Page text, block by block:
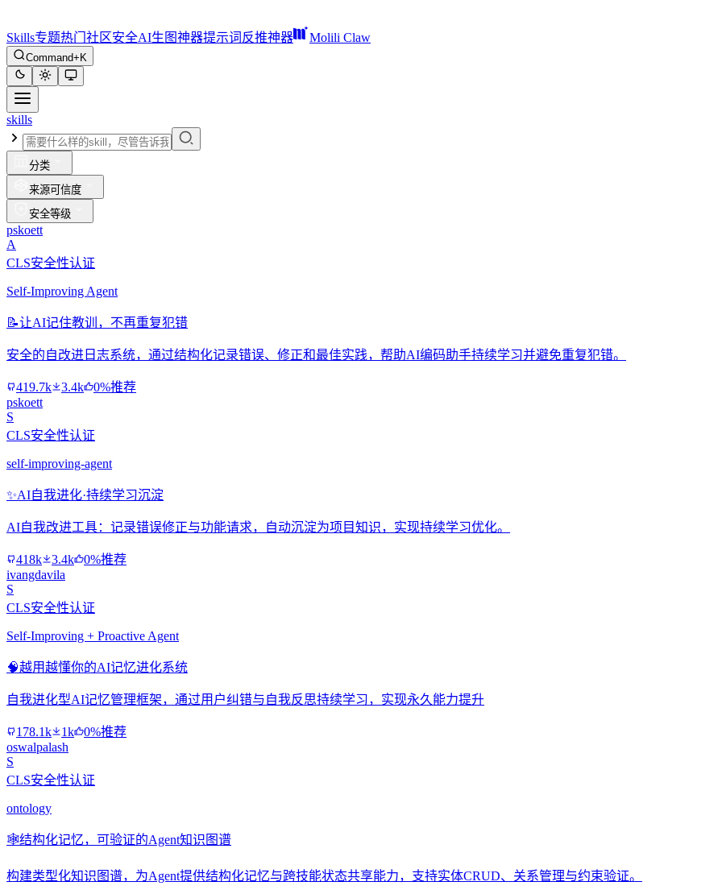
Skills专题热门 社区安全AI生图神器提示词反推神器 Molili Claw
Command+K
skills
分类
来源可信度
安全等级
pskoett
A
CLS安全性认证
Self-Improving Agent
📝让AI记住教训，不再重复犯错
安全的自改进日志系统，通过结构化记录错误、修正和最佳实践，帮助AI编码助手持续学习并避免重复犯错。
419.7k 3.4k
0%推荐
pskoett
S
CLS安全性认证
self-improving-agent
✨AI自我进化·持续学习沉淀
AI自我改进工具：记录错误修正与功能请求，自动沉淀为项目知识，实现持续学习优化。
418k 3.4k
0%推荐
ivangdavila
S
CLS安全性认证
Self-Improving + Proactive Agent
🧠越用越懂你的AI记忆进化系统
自我进化型AI记忆管理框架，通过用户纠错与自我反思持续学习，实现永久能力提升
178.1k 1k
0%推荐
oswalpalash
S
CLS安全性认证
ontology
🕸️结构化记忆，可验证的Agent知识图谱
构建类型化知识图谱，为Agent提供结构化记忆与跨技能状态共享能力，支持实体CRUD、关系管理与约束验证。